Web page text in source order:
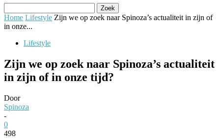
Home Lifestyle Zijn we op zoek naar Spinoza’s actualiteit in zijn of
in onze...
Lifestyle
Zijn we op zoek naar Spinoza’s actualiteit
in zijn of in onze tijd?
Door
Spinoza
-
0
498